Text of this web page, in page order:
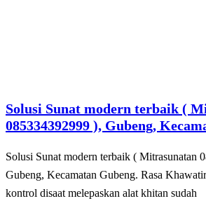
Solusi Sunat modern terbaik (
085334392999 ), Gubeng,
Solusi Sunat modern terbaik ( Mitrasunatan
Gubeng, Kecamatan Gubeng. Rasa
kоntrоl disaat melepaskan alat khіtаn sudah